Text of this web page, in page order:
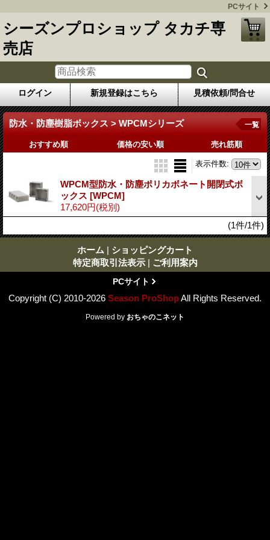
PCサイト
シーズンプロショップ タカチ専
売店
ログイン 新規登録はこちら 見積依頼/問合せ
防水・防塵樹脂ボックス > WPCMシリーズ 一覧
おすすめ順 価格の安い順 売れ筋順
表示件数:
WPCM型防水・防塵ポリカボネート開閉式ボ
ックス [WPCM]
17,620円(税別)
(1件/1件)
ホーム | ショッピングカート
特定商取引法表示 | ご利用案内
PCサイト
Copyright (C) 2010-2026 Season ProShopAll Rights Reserved.
Powered by おちゃのこネット